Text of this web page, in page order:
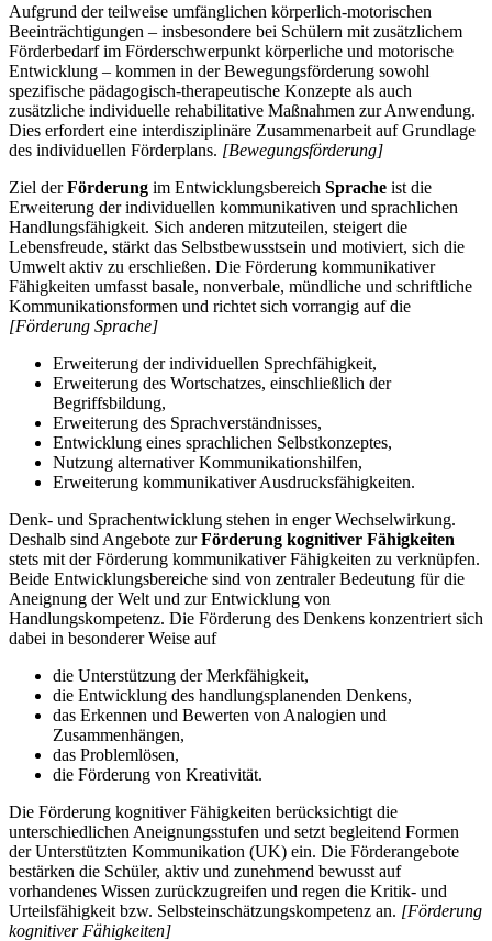
Aufgrund der teilweise umfänglichen körperlich-motorischen
Beeinträchtigungen – insbesondere bei Schülern mit zusätzlichem
Förderbedarf im Förderschwerpunkt körperliche und motorische
Entwicklung – kommen in der Bewegungsförderung sowohl
spezifische pädagogisch-therapeutische Konzepte als auch
zusätzliche individuelle rehabilitative Maßnahmen zur Anwendung.
Dies erfordert eine interdisziplinäre Zusammenarbeit auf Grundlage
des individuellen Förderplans. [Bewegungsförderung]
Ziel derFörderung im Entwicklungsbereich Sprache ist die
Erweiterung der individuellen kommunikativen und sprachlichen
Handlungsfähigkeit. Sich anderen mitzuteilen, steigert die
Lebensfreude, stärkt das Selbstbewusstsein und motiviert, sich die
Umwelt aktiv zu erschließen. Die Förderung kommunikativer
Fähigkeiten umfasst basale, nonverbale, mündliche und schriftliche
Kommunikationsformen und richtet sich vorrangig auf die
[Förderung Sprache]
Erweiterung der individuellen Sprechfähigkeit,
Erweiterung des Wortschatzes, einschließlich der
Begriffsbildung,
Erweiterung des Sprachverständnisses,
Entwicklung eines sprachlichen Selbstkonzeptes,
Nutzung alternativer Kommunikationshilfen,
Erweiterung kommunikativer Ausdrucksfähigkeiten.
Denk- und Sprachentwicklung stehen in enger Wechselwirkung.
Deshalb sind Angebote zurFörderung kognitiver Fähigkeiten
stets mit der Förderung kommunikativer Fähigkeiten zu verknüpfen.
Beide Entwicklungsbereiche sind von zentraler Bedeutung für die
Aneignung der Welt und zur Entwicklung von
Handlungskompetenz. Die Förderung des Denkens konzentriert sich
dabei in besonderer Weise auf
die Unterstützung der Merkfähigkeit,
die Entwicklung des handlungsplanenden Denkens,
das Erkennen und Bewerten von Analogien und
Zusammenhängen,
das Problemlösen,
die Förderung von Kreativität.
Die Förderung kognitiver Fähigkeiten berücksichtigt die
unterschiedlichen Aneignungsstufen und setzt begleitend Formen
der Unterstützten Kommunikation (UK) ein. Die Förderangebote
bestärken die Schüler, aktiv und zunehmend bewusst auf
vorhandenes Wissen zurückzugreifen und regen die Kritik- und
Urteilsfähigkeit bzw. Selbsteinschätzungskompetenz an. [Förderung
kognitiver Fähigkeiten]